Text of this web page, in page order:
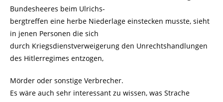
Bundesheeres beim Ulrichs-
bergtreffen eine herbe Niederlage einstecken musste, sieht
in jenen Personen die sich
durch Kriegsdienstverweigerung den Unrechtshandlungen
des Hitlerregimes entzogen,
Mörder oder sonstige Verbrecher.
Es wäre auch sehr interessant zu wissen, was Strache